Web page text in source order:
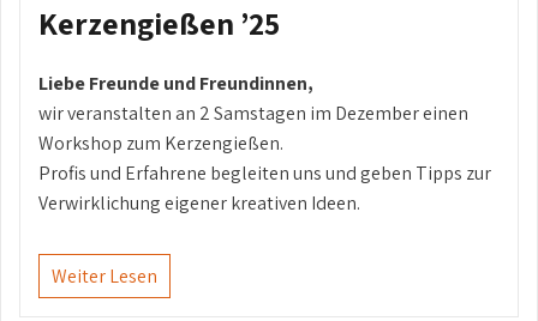
Kerzengießen ’25
Liebe Freunde und Freundinnen,
wir veranstalten an 2 Samstagen im Dezember einen
Workshop zum Kerzengießen.
Profis und Erfahrene begleiten uns und geben Tipps zur
Verwirklichung eigener kreativen Ideen.
Weiter Lesen